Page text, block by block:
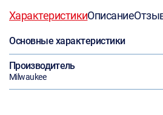
ХарактеристикиОписание
Основные характеристики
Производитель
Milwaukee